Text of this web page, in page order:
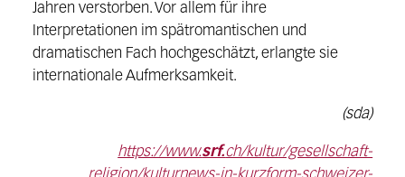
Jahren verstorben. Vor allem für ihre
Interpretationen im spätromantischen und
dramatischen Fach hochgeschätzt, erlangte sie
internationale Aufmerksamkeit.
(sda)
https://www.srf.ch/kultur/gesellschaft-